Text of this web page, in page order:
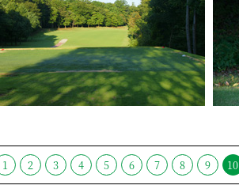
1 2 3 4 5 6 7 8 9 10